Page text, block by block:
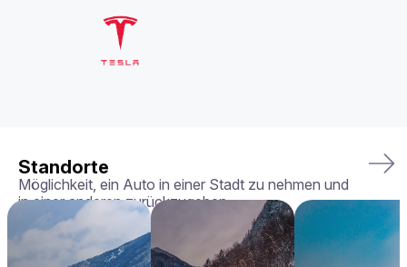
Standorte
Möglichkeit, ein Auto in einer Stadt zu nehmen und
in einer anderen zurückzugeben